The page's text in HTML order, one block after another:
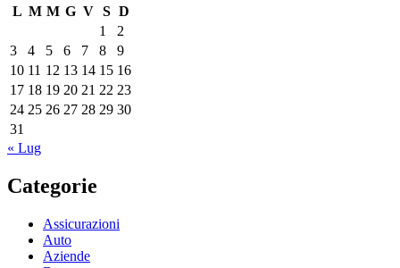
L M M G V S D
1
2
3
4 5 6 7 8
9
10 11 12 13 14 15 16
17 18 19 20 21 22 23
24 25 26 27 28 29 30
31
« Lug
Categorie
Assicurazioni
Auto
Aziende